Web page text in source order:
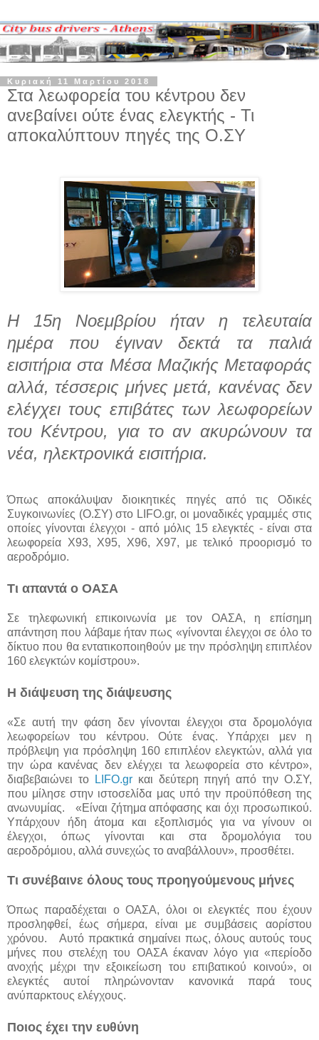
Κυριακή 11 Μαρτίου 2018
Στα λεωφορεία του κέντρου δεν
ανεβαίνει ούτε ένας ελεγκτής - Τι
αποκαλύπτουν πηγές της Ο.ΣΥ
Η 15η Νοεμβρίου ήταν η τελευταία
ημέρα που έγιναν δεκτά τα παλιά
εισιτήρια στα Μέσα Μαζικής Μεταφοράς
αλλά, τέσσερις μήνες μετά, κανένας δεν
ελέγχει τους επιβάτες των λεωφορείων
του Κέντρου, για το αν ακυρώνουν τα
νέα, ηλεκτρονικά εισιτήρια.
Όπως αποκάλυψαν διοικητικές πηγές από τις Οδικές
Συγκοινωνίες (Ο.ΣΥ) στο LIFO.gr, οι μοναδικές γραμμές στις
οποίες γίνονται έλεγχοι - από μόλις 15 ελεγκτές - είναι στα
λεωφορεία Χ93, Χ95, Χ96, Χ97, με τελικό προορισμό το
αεροδρόμιο.
Τι απαντά ο ΟΑΣΑ
Σε τηλεφωνική επικοινωνία με τον ΟΑΣΑ, η επίσημη
απάντηση που λάβαμε ήταν πως «γίνονται έλεγχοι σε όλο το
δίκτυο που θα εντατικοποιηθούν με την πρόσληψη επιπλέον
160 ελεγκτών κομίστρου».
Η διάψευση της διάψευσης
«Σε αυτή την φάση δεν γίνονται έλεγχοι στα δρομολόγια
λεωφορείων του κέντρου. Ούτε ένας. Υπάρχει μεν η
πρόβλεψη για πρόσληψη 160 επιπλέον ελεγκτών, αλλά για
την ώρα κανένας δεν ελέγχει τα λεωφορεία στο κέντρο»,
διαβεβαιώνει το
LIFO.grκαι δεύτερη πηγή από την Ο.ΣΥ,
που μίλησε στην ιστοσελίδα μας υπό την προϋπόθεση της
ανωνυμίας. «Είναι ζήτημα απόφασης και όχι προσωπικού.
Υπάρχουν ήδη άτομα και εξοπλισμός για να γίνουν οι
έλεγχοι, όπως γίνονται και στα δρομολόγια του
αεροδρόμιου, αλλά συνεχώς το αναβάλλουν», προσθέτει.
Τι συνέβαινε όλους τους προηγούμενους μήνες
Όπως παραδέχεται ο ΟΑΣΑ, όλοι οι ελεγκτές που έχουν
προσληφθεί, έως σήμερα, είναι με συμβάσεις αορίστου
χρόνου. Αυτό πρακτικά σημαίνει πως, όλους αυτούς τους
μήνες που στελέχη του ΟΑΣΑ έκαναν λόγο για «περίοδο
ανοχής μέχρι την εξοικείωση του επιβατικού κοινού», οι
ελεγκτές αυτοί πληρώνονταν κανονικά παρά τους
ανύπαρκτους ελέγχους.
Ποιος έχει την ευθύνη